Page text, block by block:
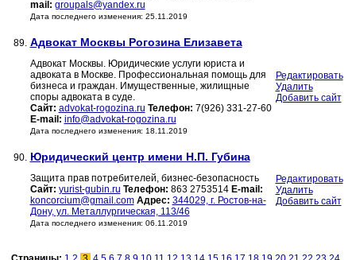
mail: groupals@yandex.ru
Дата последнего изменения: 25.11.2019
89. Адвокат Москвы Рогозина Елизавета
Адвокат Москвы. Юридические услуги юриста и
адвоката в Москве. Профессиональная помощь для
бизнеса и граждан. Имущественные, жилищные
споры адвоката в суде.
Сайт: advokat-rogozina.ru Телефон: 7(926) 331-27-60
E-mail: info@advokat-rogozina.ru
Дата последнего изменения: 18.11.2019
Редактировать
Удалить
Добавить сайт
90. Юридический центр имени Н.П. Губина
Защита прав потребителей, бизнес-безопасность
Сайт: yurist-gubin.ru Телефон: 863 2753514 E-mail:
koncorcium@gmail.com Адрес: 344029, г. Ростов-на-
Дону, ул. Металлургическая, 113/46
Дата последнего изменения: 06.11.2019
Редактировать
Удалить
Добавить сайт